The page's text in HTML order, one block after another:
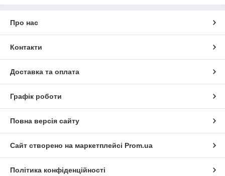
Про нас
Контакти
Доставка та оплата
Графік роботи
Повна версія сайту
Сайт створено на маркетплейсі Prom.ua
Політика конфіденційності